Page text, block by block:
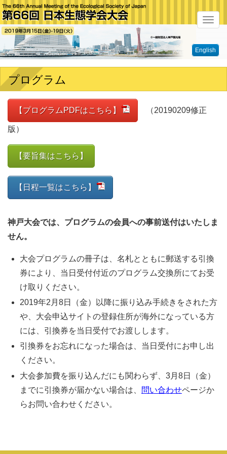
メ
ュ
ー
English
プログラム
【プログラムPDFはこちら】 （20190209修正
版）
【要旨集はこちら】
【日程一覧はこちら】
神戸大会では、プログラムの会員への事前送付はいたしま
せん。
大会プログラムの冊子は、名札とともに郵送する引換
券により、当日受付付近のプログラム交換所にてお受
け取りください。
2019年2月8日（金）以降に振り込み手続きをされた方
や、大会申込サイトの登録住所が海外になっている方
には、引換券を当日受付でお渡しします。
引換券をお忘れになった場合は、当日受付にお申し出
ください。
大会参加費を振り込んだにも関わらず、3月8日（金）
までに引換券が届かない場合は、
問い合わせページか
らお問い合わせください。